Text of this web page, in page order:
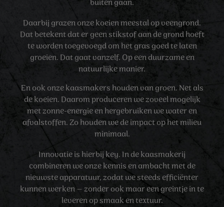
buiten gaan.
Daarbij grazen onze koeien meestal op veengrond.
Dat betekent dat er geen stikstof aan de grond hoeft
te worden toegevoegd om het gras goed te laten
groeien. Dat gaat vanzelf. Op een duurzame en
natuurlijke manier.
En ook onze kaasmakers houden van groen. Net als
de koeien. Daarom produceren we zoveel mogelijk
met zonne-energie en hergebruiken we water en
afvalstoffen. Zo houden we de impact op het milieu
minimaal.
Innovatie is hierbij key. In de kaasmakerij
combineren we onze kennis en ambacht met de
nieuwste apparatuur, zodat we steeds efficiënter
kunnen werken – zonder ook maar een greintje in te
leveren op smaak en textuur.